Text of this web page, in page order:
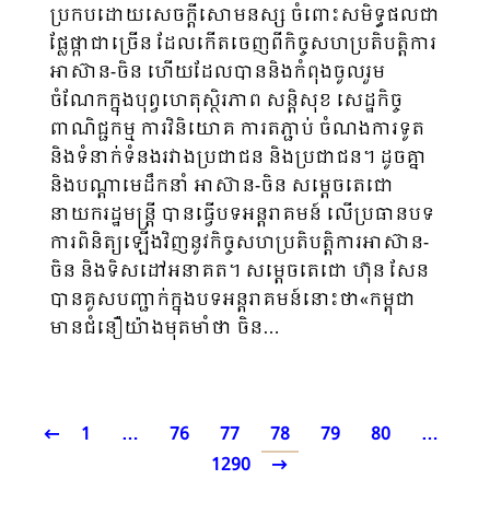
ប្រកបដោយសេចក្តីសោមនស្ស ចំពោះសមិទ្ធផលជា
ផ្លែផ្កាជាច្រើន ដែលកើតចេញពីកិច្ចសហប្រតិបត្តិការ
អាស៊ាន-ចិន ហើយដែលបាននិងកំពុងចូលរួម
ចំណែកក្នុងបុព្វហេតុស្ថិរភាព សន្តិសុខ សេដ្ឋកិច្ច
ពាណិជ្ជកម្ម ការវិនិយោគ ការតភ្ជាប់ ចំណងការទូត
និងទំនាក់ទំនងរវាងប្រជាជន និងប្រជាជន។ ដូចគ្នា
និងបណ្តាមេដឹកនាំ អាស៊ាន-ចិន សម្តេចតេជោ
នាយករដ្ឋមន្រ្តី បានធ្វើបទអន្តរាគមន៍ លើប្រធានបទ
ការពិនិត្យឡើងវិញនូវកិច្ចសហប្រតិបត្តិការអាស៊ាន-
ចិន និងទិសដៅអនាគត។ សម្តេចតេជោ ហ៊ុន សែន
បានគូសបញ្ជាក់ក្នុងបទអន្តរាគមន៍នោះថា«កម្ពុជា
មានជំនឿយ៉ាងមុតមាំថា ចិន…
1 … 76 77 78 79 80
…
1290